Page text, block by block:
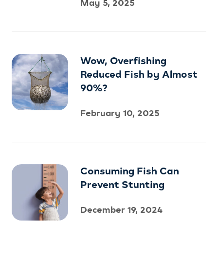
May 5, 2025
Wow, Overfishing
Reduced Fish by Almost
90%?
February 10, 2025
Consuming Fish Can
Prevent Stunting
December 19, 2024